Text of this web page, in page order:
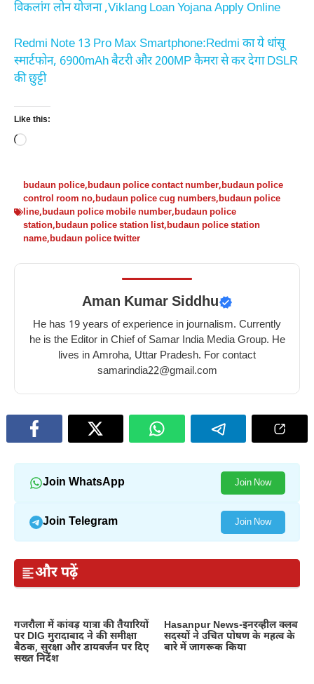
विकलांग लोन योजना ,Viklang Loan Yojana Apply Online
Redmi Note 13 Pro Max Smartphone:Redmi का ये धांसू
स्मार्टफोन, 6900mAh बैटरी और 200MP कैमरा से कर देगा DSLR
की छुट्टी
Like this:
Loading…
budaun police,budaun police contact number,budaun police
control room no,budaun police cug numbers,budaun police
line,budaun police mobile number,budaun police
station,budaun police station list,budaun police station
name,budaun police twitter
Aman Kumar Siddhu
He has 19 years of experience in journalism. Currently
he is the Editor in Chief of Samar India Media Group. He
lives in Amroha, Uttar Pradesh. For contact
samarindia22@gmail.com
Join WhatsApp Join Now
Join Telegram Join Now
और पढ़ें
गजरौला में कांवड़ यात्रा की तैयारियों
पर DIG मुरादाबाद ने की समीक्षा
बैठक, सुरक्षा और डायवर्जन पर दिए
सख्त निर्देश
Hasanpur News-इनरव्हील क्लब
सदस्यों ने उचित पोषण के महत्व के
बारे में जागरूक किया